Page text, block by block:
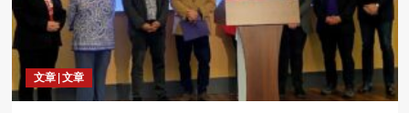
文章 | 文章